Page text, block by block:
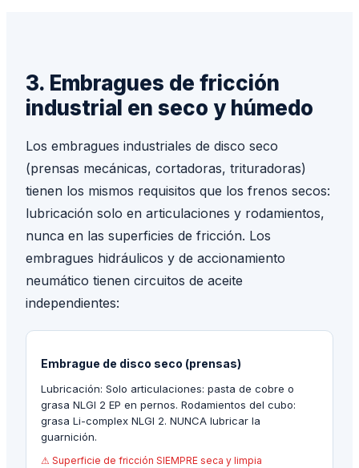
3. Embragues de fricción
industrial en seco y húmedo
Los embragues industriales de disco seco
(prensas mecánicas, cortadoras, trituradoras)
tienen los mismos requisitos que los frenos secos:
lubricación solo en articulaciones y rodamientos,
nunca en las superficies de fricción. Los
embragues hidráulicos y de accionamiento
neumático tienen circuitos de aceite
independientes:
Embrague de disco seco (prensas)
Lubricación: Solo articulaciones: pasta de cobre o
grasa NLGI 2 EP en pernos. Rodamientos del cubo:
grasa Li-complex NLGI 2. NUNCA lubricar la
guarnición.
⚠ Superficie de fricción SIEMPRE seca y limpia